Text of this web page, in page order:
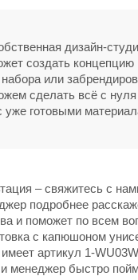
дизайн-
создать концепцию
или
сделать всё с
уже готовыми
– свяжитесь с
подробнее
и поможет по всем
с капюшоном
артикул 1-
и менеджер быстро